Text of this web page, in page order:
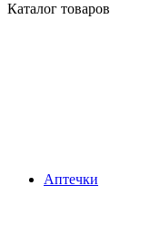
Каталог товаров
Аптечки